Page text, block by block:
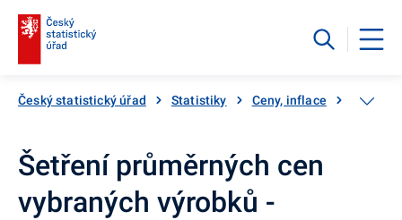
Český statistický úřad Statistiky Ceny, inflace
Šetření průměrných cen
vybraných výrobků -